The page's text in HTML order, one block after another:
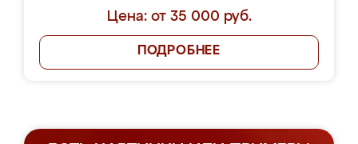
Цена: от 35 000 руб.
ПОДРОБНЕЕ